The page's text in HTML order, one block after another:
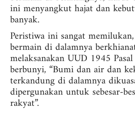
ini menyangkut hajat dan
banyak.
Peristiwa ini sangat
bermain di dalamnya
melaksanakan UUD 1945
berbunyi, “Bumi dan air dan
terkandung di dalamnya
dipergunakan untuk sebesar-
rakyat”.